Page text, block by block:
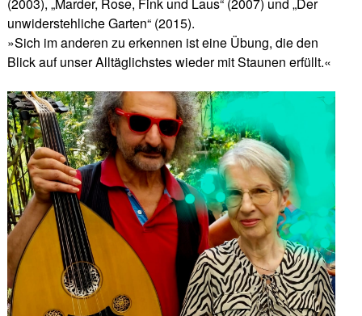
(2003), „Marder, Rose, Fink und Laus“ (2007) und „Der
unwiderstehliche Garten“ (2015).
»Sich im anderen zu erkennen ist eine Übung, die den
Blick auf unser Alltäglichstes wieder mit Staunen erfüllt.«